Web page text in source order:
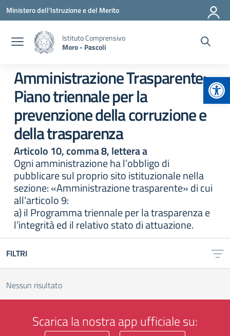
Vai ai contenuti
Vai al menu di navigazione
Vai al footer
Ministero dell'Istruzione e del Merito
Istituto Comprensivo
Moro - Pascoli
Amministrazione Trasparente:
Piano triennale per la
prevenzione della corruzione e
della trasparenza
Articolo 10, comma 8, lettera a
Ogni amministrazione ha l’obbligo di
pubblicare sul proprio sito istituzionale nella
sezione: «Amministrazione trasparente» di cui
all’articolo 9:
a) il Programma triennale per la trasparenza e
l’integrità ed il relativo stato di attuazione.
FILTRI
Nessun risultato
Scarica la nostra app ufficiale su: